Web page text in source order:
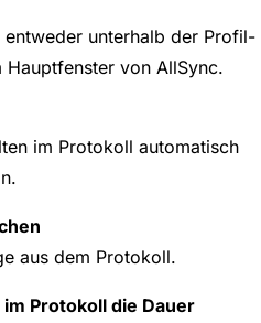
unterhalb der Profil-
von AllSync.
im Protokoll automatisch
aus dem Protokoll.
Protokoll die Dauer